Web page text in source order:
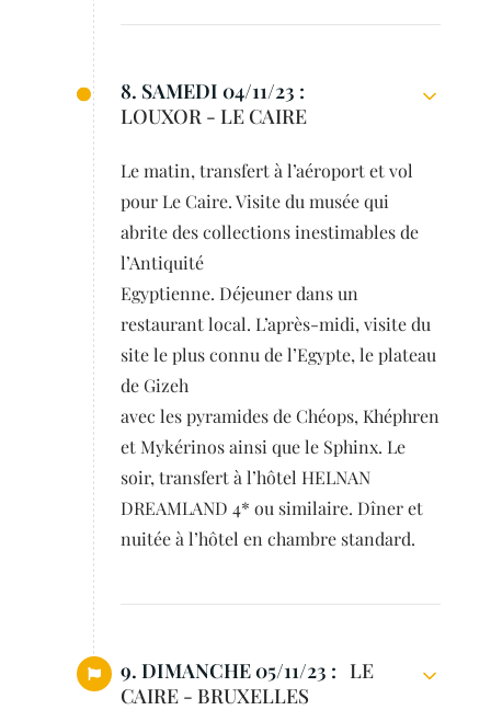
8. SAMEDI 04/11/23 :
LOUXOR - LE CAIRE
Le matin, transfert à l’aéroport et vol
pour Le Caire. Visite du musée qui
abrite des collections inestimables de
l’Antiquité
Egyptienne. Déjeuner dans un
restaurant local. L’après-midi, visite du
site le plus connu de l’Egypte, le plateau
de Gizeh
avec les pyramides de Chéops, Khéphren
et Mykérinos ainsi que le Sphinx. Le
soir, transfert à l’hôtel HELNAN
DREAMLAND 4* ou similaire. Dîner et
nuitée à l’hôtel en chambre standard.
9. DIMANCHE 05/11/23 : LE
CAIRE - BRUXELLES